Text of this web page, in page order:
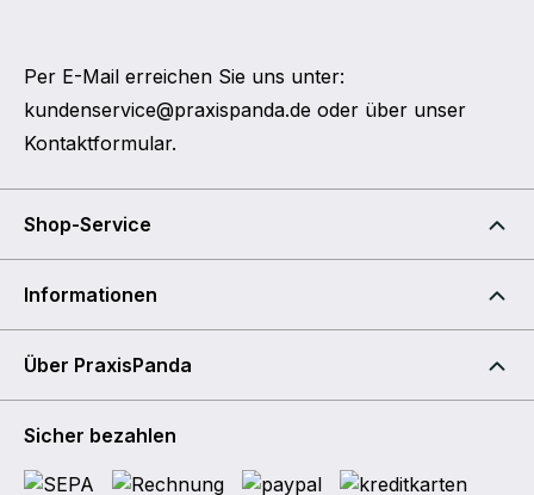
Per E-Mail erreichen Sie uns unter:
kundenservice@praxispanda.de oder über unser
Kontaktformular.
Shop-Service
Informationen
Über PraxisPanda
Sicher bezahlen